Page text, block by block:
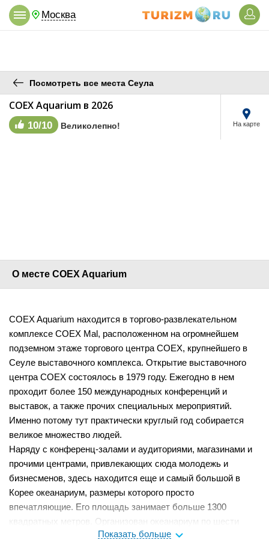
Москва
Посмотреть все места Сеула
COEX Aquarium в 2026
10/10 Великолепно! На карте
О месте COEX Aquarium
COEX Aquarium находится в торгово-развлекательном
комплексе COEX Mal, расположенном на огромнейшем
подземном этаже торгового центра COEX, крупнейшего в
Сеуле выставочного комплекса. Открытие выставочного
центра COEX состоялось в 1979 году. Ежегодно в нем
проходит более 150 международных конференций и
выставок, а также прочих специальных мероприятий.
Именно потому тут практически круглый год собирается
великое множество людей.
Наряду с конференц-залами и аудиториями, магазинами и
прочими центрами, привлекающих сюда молодежь и
бизнесменов, здесь находится еще и самый большой в
Корее океанариум, размеры которого просто
впечатляющие. Его площадь занимает больше 1300
квадратных метров. Организован океанариум по шести
тематическим разделам, среди которых «Наследие
Показать больше